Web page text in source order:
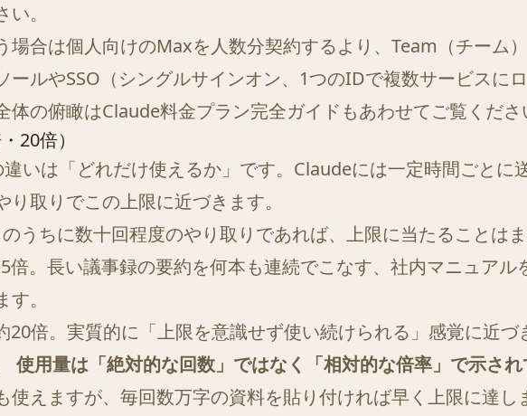
。
場合は個人向けのMaxを人数分契約するより、Team（チーム
ールやSSO（シングルサインオン、1つのIDで複数サービスに
体の俯瞰はClaude料金プラン完全ガイドもあわせてご覧くださ
20倍）
いは「どれだけ使えるか」です。Claudeには一定時間ごとに
り取りでこの上限に近づきます。
うちに数十回程度のやり取りであれば、上限に当たることはま
倍。長い議事録の要約を何本も連続でこなす、社内マニュア
。
20倍。実質的に「上限を意識せず使い続けられる」感覚に近づ
使用量は「絶対的な回数」ではなく「相対的な倍率」で示され
使えますが、毎回数万字の資料を貼り付ければ早く上限に達